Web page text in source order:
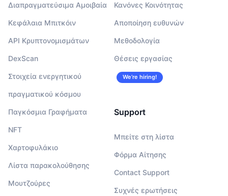
Διαπραγματεύσιμα Αμοιβαία
Κεφάλαια Μπιτκόιν
API Κρυπτονομισμάτων
DexScan
Στοιχεία ενεργητικού
πραγματικού κόσμου
Παγκόσμια Γραφήματα
NFT
Χαρτοφυλάκιο
Λίστα παρακολούθησης
Μουτζούρες
Κανόνες Κοινότητας
Αποποίηση ευθυνών
Μεθοδολογία
Θέσεις εργασίας
We’re hiring!
Support
Μπείτε στη λίστα
Φόρμα Αίτησης
Contact Support
Συχνές ερωτήσεις